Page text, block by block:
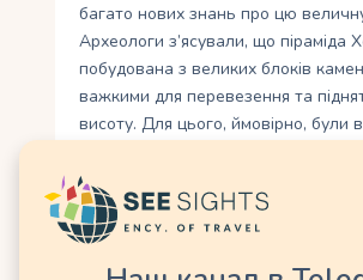
багато нових знань про цю
Археологи з’ясували, що піраміда
побудована з великих блоків
важкими для перевезення та
висоту. Для цього, ймовірно, були
Також було встановлено, що
піраміди розташований на
всередині неї знаходяться